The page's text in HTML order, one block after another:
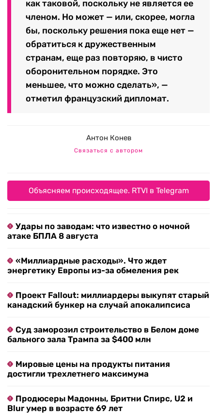
как таковой, поскольку не является ее
членом. Но может — или, скорее, могла
бы, поскольку решения пока еще нет —
обратиться к дружественным
странам, еще раз повторяю, в чисто
оборонительном порядке. Это
меньшее, что можно сделать», —
отметил французский дипломат.
Антон Конев
Связаться с автором
Объясняем происходящее. RTVI в Telegram
Удары по заводам: что известно о ночной
атаке БПЛА 8 августа
«Миллиардные расходы». Что ждет
энергетику Европы из-за обмеления рек
Проект Fallout: миллиардеры выкупят старый
канадский бункер на случай апокалипсиса
Суд заморозил строительство в Белом доме
бального зала Трампа за $400 млн
Мировые цены на продукты питания
достигли трехлетнего максимума
Продюсеры Мадонны, Бритни Спирс, U2 и
Blur умер в возрасте 69 лет